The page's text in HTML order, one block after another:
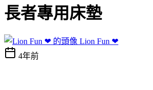
長者專用床墊
Lion Fun ❤
4年前